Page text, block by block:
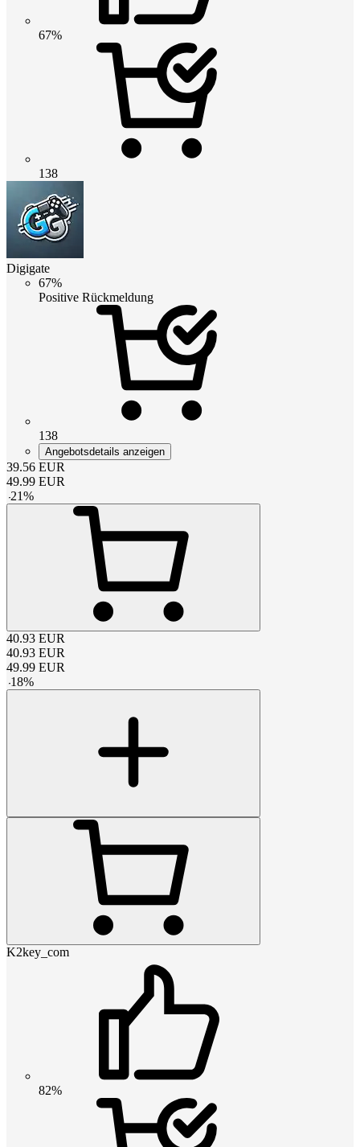
67%
138
Digigate
67%
Positive Rückmeldung
138
Angebotsdetails anzeigen
39.56 EUR
49.99 EUR
-21%
40.93 EUR
40.93 EUR
49.99 EUR
-18%
K2key_com
82%